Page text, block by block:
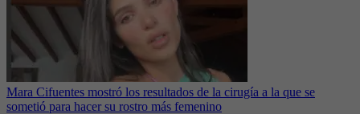
Mara Cifuentes mostró los resultados de la cirugía a la que se
sometió para hacer su rostro más femenino